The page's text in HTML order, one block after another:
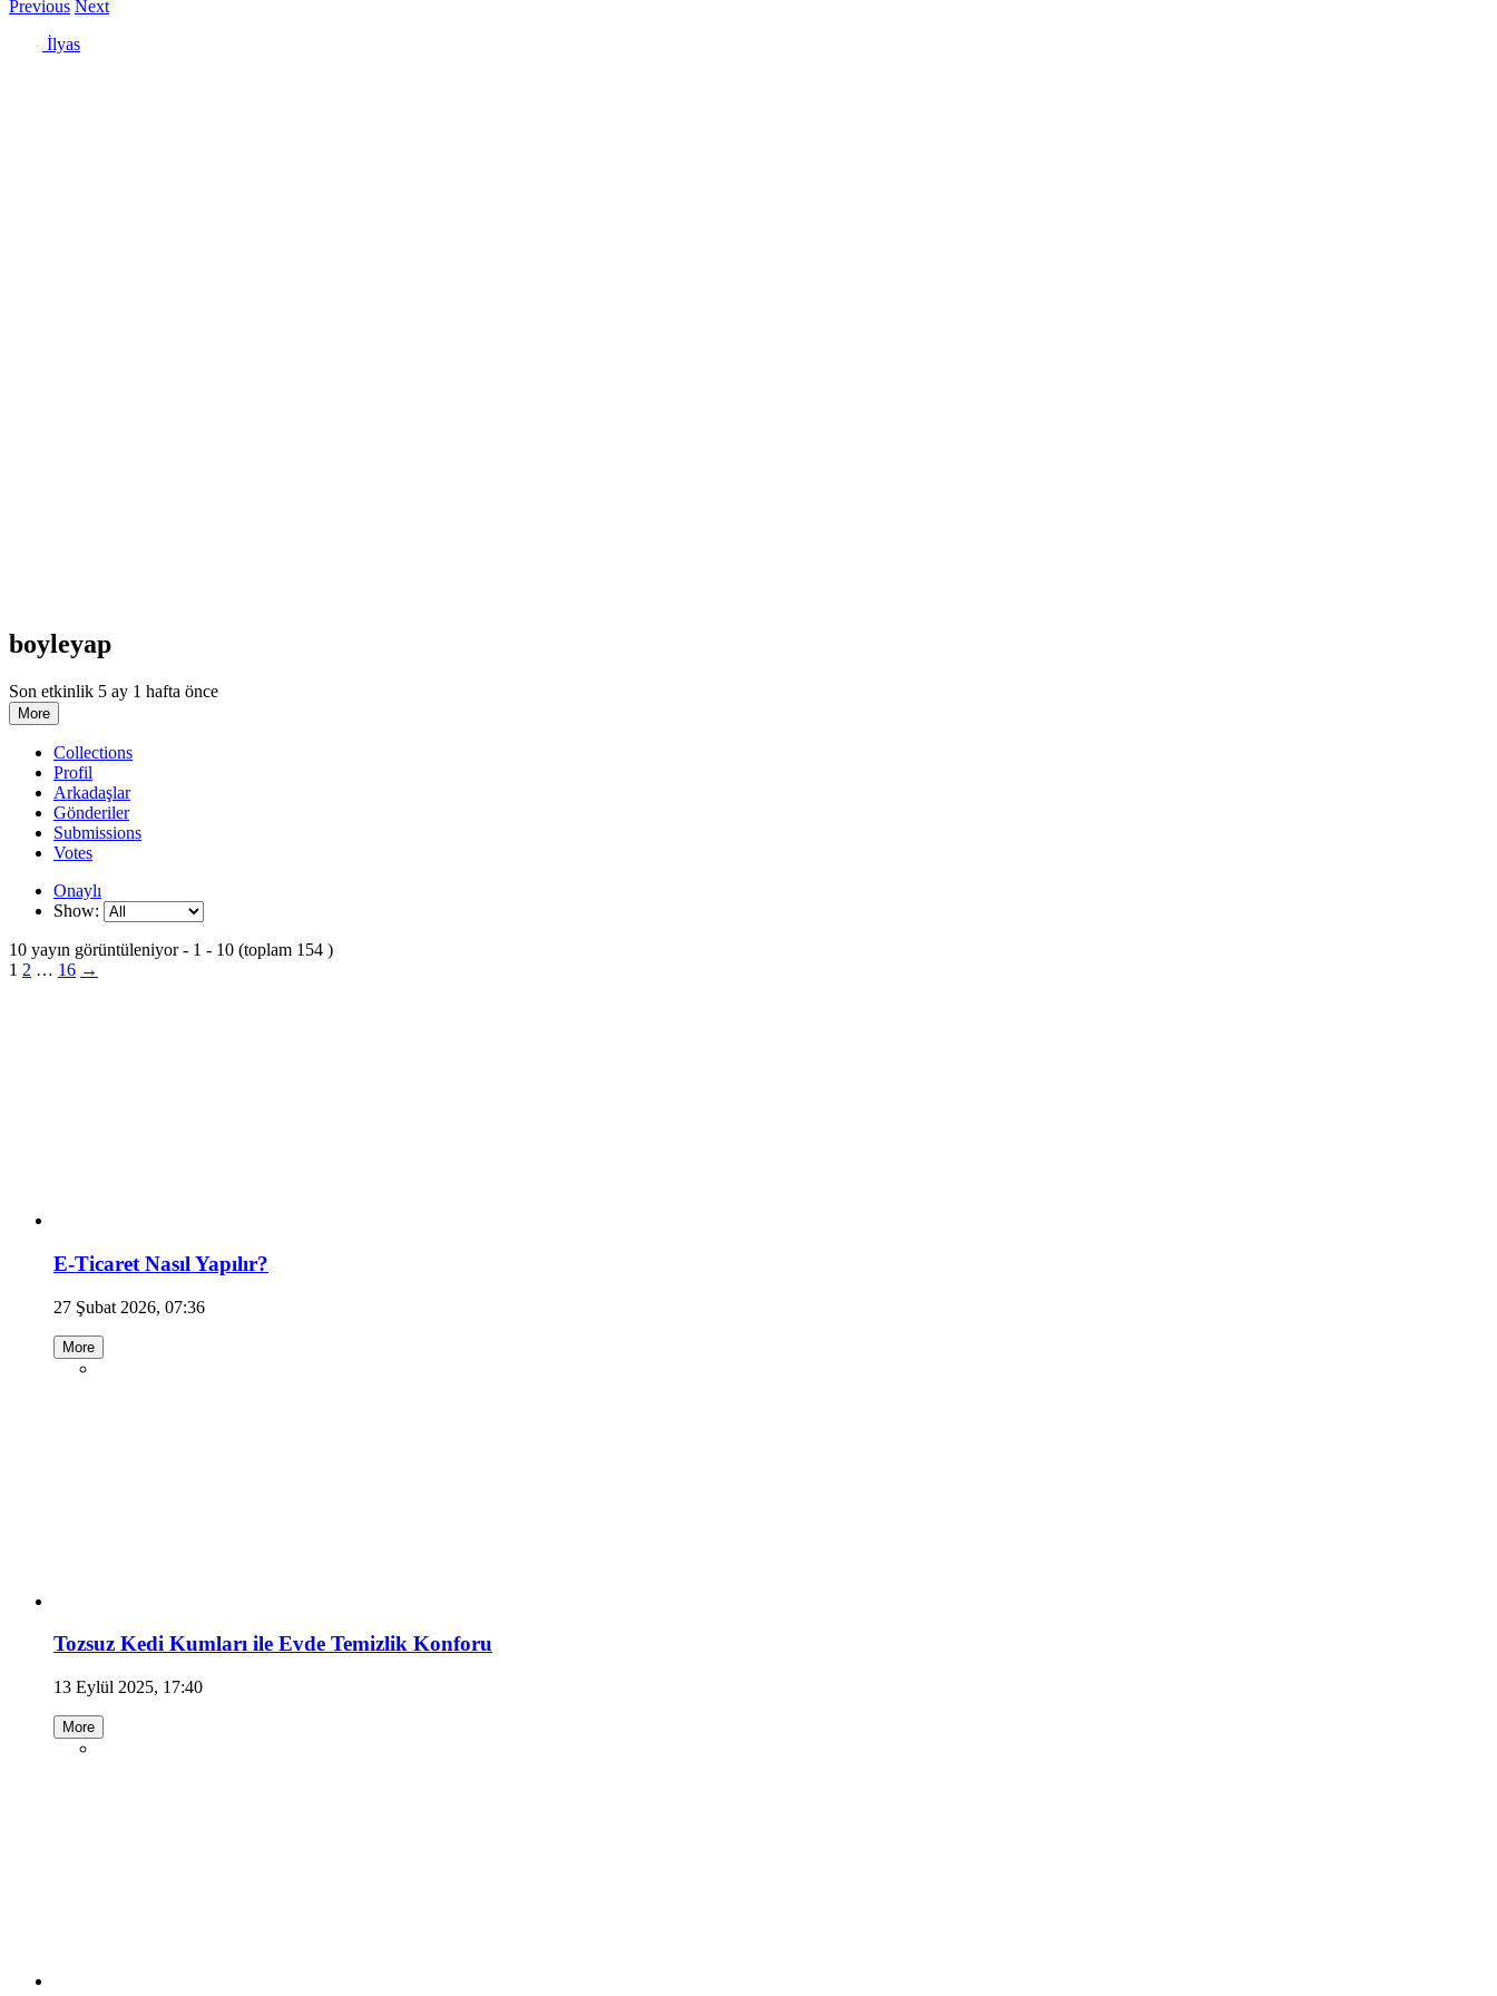
Previous Next
İlyas
boyleyap
Son etkinlik 5 ay 1 hafta önce
More
Collections
Profil
Arkadaşlar
Gönderiler
Submissions
Votes
Onaylı
Show:
10 yayın görüntüleniyor - 1 - 10 (toplam 154 )
1 2 … 16 →
E-Ticaret Nasıl Yapılır?
27 Şubat 2026, 07:36
More
Tozsuz Kedi Kumları ile Evde Temizlik Konforu
13 Eylül 2025, 17:40
More